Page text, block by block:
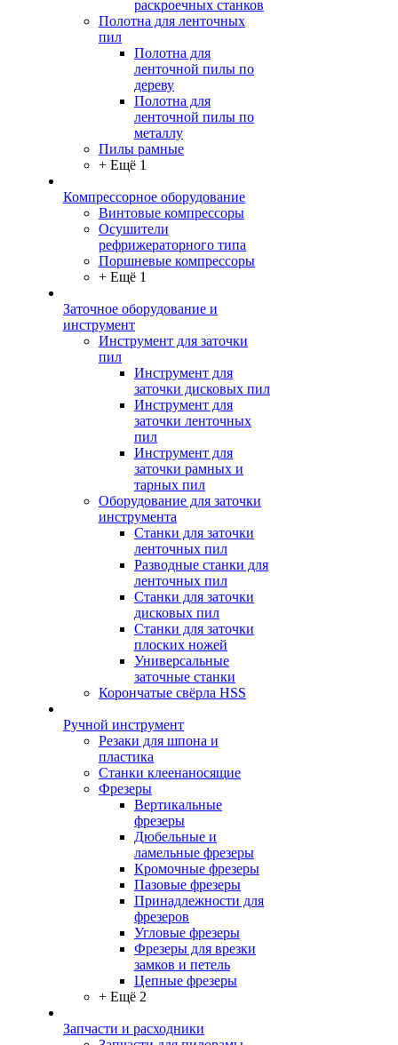
раскроечных станков
Полотна для ленточных
пил
Полотна для
ленточной пилы по
дереву
Полотна для
ленточной пилы по
металлу
Пилы рамные
+ Ещё 1
Компрессорное оборудование
Винтовые компрессоры
Осушители
рефрижераторного типа
Поршневые компрессоры
+ Ещё 1
Заточное оборудование и
инструмент
Инструмент для заточки
пил
Инструмент для
заточки дисковых пил
Инструмент для
заточки ленточных
пил
Инструмент для
заточки рамных и
тарных пил
Оборудование для заточки
инструмента
Станки для заточки
ленточных пил
Разводные станки для
ленточных пил
Станки для заточки
дисковых пил
Станки для заточки
плоских ножей
Универсальные
заточные станки
Корончатые свёрла HSS
Ручной инструмент
Резаки для шпона и
пластика
Станки клеенаносящие
Фрезеры
Вертикальные
фрезеры
Дюбельные и
ламельные фрезеры
Кромочные фрезеры
Пазовые фрезеры
Принадлежности для
фрезеров
Угловые фрезеры
Фрезеры для врезки
замков и петель
Цепные фрезеры
+ Ещё 2
Запчасти и расходники